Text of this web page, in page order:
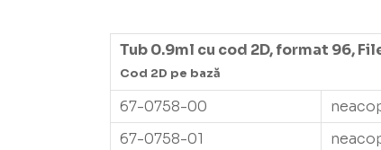
Tub 0.9ml cu cod 2D, format 96,
Cod 2D pe bază
67-0758-00
67-0758-01